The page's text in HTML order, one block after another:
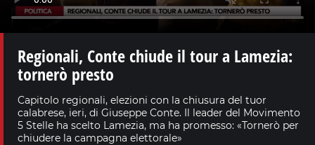
Regionali, Conte chiude il tour a Lamezia:
tornerò presto
Capitolo regionali, elezioni con la chiusura del tuor
calabrese, ieri, di Giuseppe Conte. Il leader del Movimento
5 Stelle ha scelto Lamezia, ma ha promesso: «Tornerò per
chiudere la campagna elettorale»